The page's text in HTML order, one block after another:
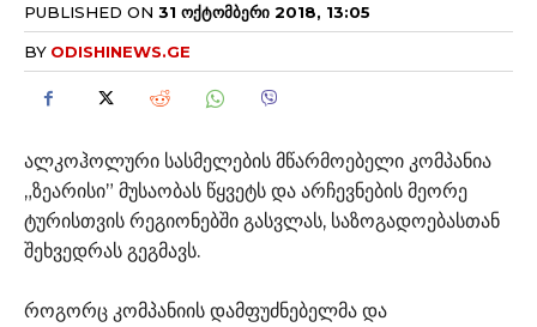
PUBLISHED ON 31 ᲝᲥᲢᲝᲛᲑᲔᲠᲘ 2018, 13:05
BY ODISHINEWS.GE
ალკოჰოლური სასმელების მწარმოებელი კომპანია
„ზეარისი” მუსაობას წყვეტს და არჩევნების მეორე
ტურისთვის რეგიონებში გასვლას, საზოგადოებასთან
შეხვედრას გეგმავს.
როგორც კომპანიის დამფუძნებელმა და